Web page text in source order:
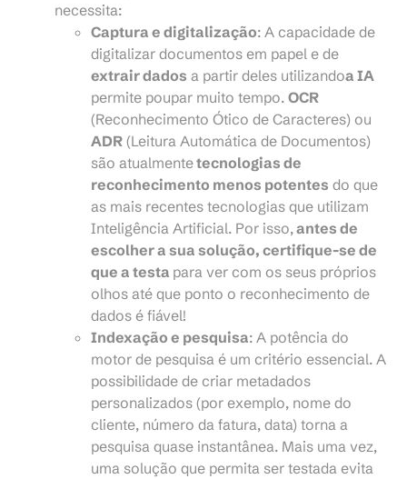
necessita:
Captura e digitalização: A capacidade de
digitalizar documentos em papel e de
extrair dados a partir deles utilizandoa IA
permite poupar muito tempo. OCR
(Reconhecimento Ótico de Caracteres) ou
ADR (Leitura Automática de Documentos)
são atualmentetecnologias de
reconhecimento menos potentes do que
as mais recentes tecnologias que utilizam
Inteligência Artificial. Por isso,antes de
escolher a sua solução, certifique-se de
que a testa para ver com os seus próprios
olhos até que ponto o reconhecimento de
dados é fiável!
Indexação e pesquisa: A potência do
motor de pesquisa é um critério essencial. A
possibilidade de criar metadados
personalizados (por exemplo, nome do
cliente, número da fatura, data) torna a
pesquisa quase instantânea. Mais uma vez,
uma solução que permita ser testada evita